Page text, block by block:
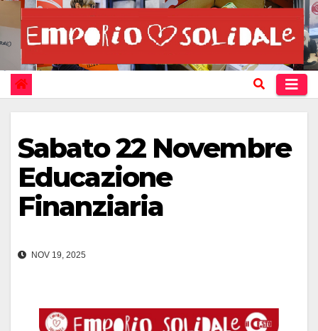
al
contenuto
Sabato 22 Novembre
Educazione
Finanziaria
NOV 19, 2025